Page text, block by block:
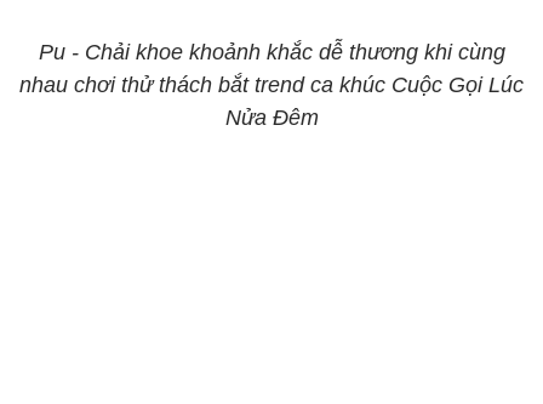
Pu - Chải khoe khoảnh khắc dễ thương khi cùng
nhau chơi thử thách bắt trend ca khúc Cuộc Gọi Lúc
Nửa Đêm